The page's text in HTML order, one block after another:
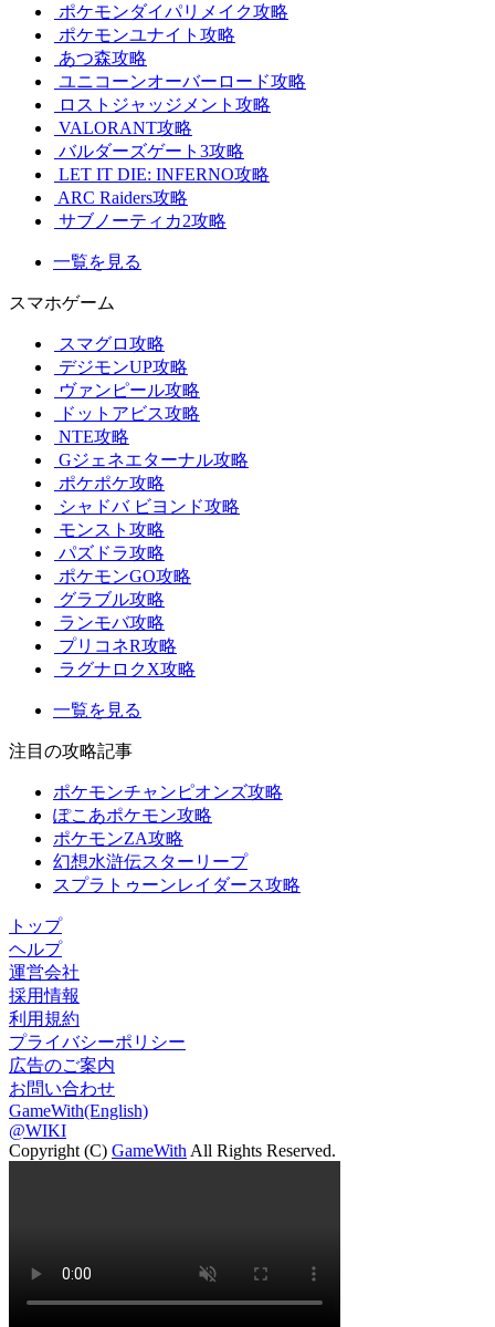
ポケモンダイパリメイク攻略
ポケモンユナイト攻略
あつ森攻略
ユニコーンオーバーロード攻略
ロストジャッジメント攻略
VALORANT攻略
バルダーズゲート3攻略
LET IT DIE: INFERNO攻略
ARC Raiders攻略
サブノーティカ2攻略
一覧を見る
スマホゲーム
スマグロ攻略
デジモンUP攻略
ヴァンピール攻略
ドットアビス攻略
NTE攻略
Gジェネエターナル攻略
ポケポケ攻略
シャドバ ビヨンド攻略
モンスト攻略
パズドラ攻略
ポケモンGO攻略
グラブル攻略
ランモバ攻略
プリコネR攻略
ラグナロクX攻略
一覧を見る
注目の攻略記事
ポケモンチャンピオンズ攻略
ぽこあポケモン攻略
ポケモンZA攻略
幻想水滸伝スターリープ
スプラトゥーンレイダース攻略
トップ
ヘルプ
運営会社
採用情報
利用規約
プライバシーポリシー
広告のご案内
お問い合わせ
GameWith(English)
@WIKI
Copyright (C) GameWith All Rights Reserved.